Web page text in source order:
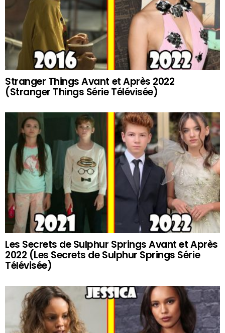
Stranger Things Avant et Après 2022
(Stranger Things Série Télévisée)
Les Secrets de Sulphur Springs Avant et Après
2022 (Les Secrets de Sulphur Springs Série
Télévisée)